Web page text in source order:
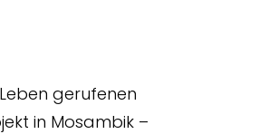
gerufenen
in Mosambik –